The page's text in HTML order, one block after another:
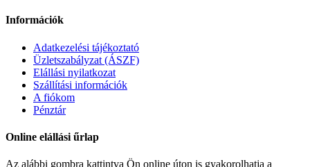
Információk
Adatkezelési tájékoztató
Üzletszabályzat (ÁSZF)
Elállási nyilatkozat
Szállítási információk
A fiókom
Pénztár
Online elállási űrlap
Az alábbi gombra kattintva Ön online úton is gyakorolhatja a